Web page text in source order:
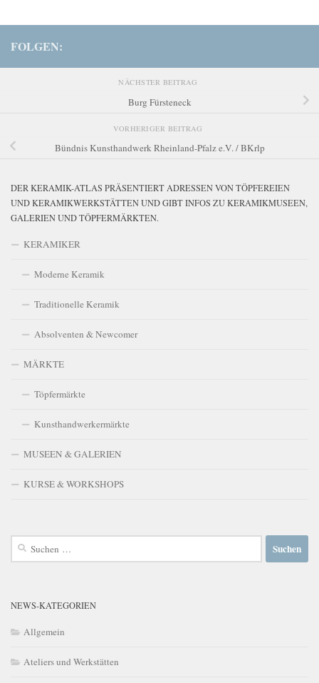
FOLGEN:
NÄCHSTER BEITRAG
Burg Fürsteneck
VORHERIGER BEITRAG
Bündnis Kunsthandwerk Rheinland-Pfalz e.V. / BKrlp
DER KERAMIK-ATLAS PRÄSENTIERT ADRESSEN VON TÖPFEREIEN
UND KERAMIKWERKSTÄTTEN UND GIBT INFOS ZU KERAMIKMUSEEN,
GALERIEN UND TÖPFERMÄRKTEN.
KERAMIKER
Moderne Keramik
Traditionelle Keramik
Absolventen & Newcomer
MÄRKTE
Töpfermärkte
Kunsthandwerkermärkte
MUSEEN & GALERIEN
KURSE & WORKSHOPS
Suchen
NEWS-KATEGORIEN
Allgemein
Ateliers und Werkstätten